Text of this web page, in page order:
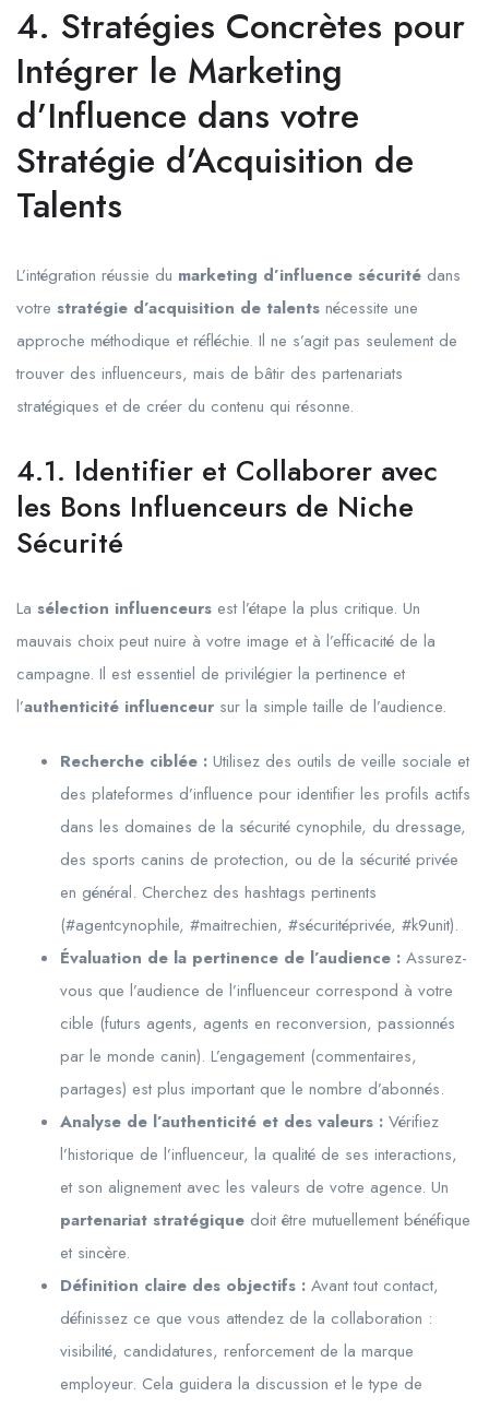
4. Stratégies Concrètes pour
Intégrer le Marketing
d’Influence dans votre
Stratégie d’Acquisition de
Talents
L’intégration réussie du marketing d’influence sécurité dans
votre stratégie d’acquisition de talents nécessite une
approche méthodique et réfléchie. Il ne s’agit pas seulement de
trouver des influenceurs, mais de bâtir des partenariats
stratégiques et de créer du contenu qui résonne.
4.1. Identifier et Collaborer avec
les Bons Influenceurs de Niche
Sécurité
La sélection influenceurs est l’étape la plus critique. Un
mauvais choix peut nuire à votre image et à l’efficacité de la
campagne. Il est essentiel de privilégier la pertinence et
l’authenticité influenceur sur la simple taille de l’audience.
Recherche ciblée : Utilisez des outils de veille sociale et
des plateformes d’influence pour identifier les profils actifs
dans les domaines de la sécurité cynophile, du dressage,
des sports canins de protection, ou de la sécurité privée
en général. Cherchez des hashtags pertinents
(#agentcynophile, #maitrechien, #sécuritéprivée, #k9unit).
Évaluation de la pertinence de l’audience : Assurez-
vous que l’audience de l’influenceur correspond à votre
cible (futurs agents, agents en reconversion, passionnés
par le monde canin). L’engagement (commentaires,
partages) est plus important que le nombre d’abonnés.
Analyse de l’authenticité et des valeurs : Vérifiez
l’historique de l’influenceur, la qualité de ses interactions,
et son alignement avec les valeurs de votre agence. Un
partenariat stratégique doit être mutuellement bénéfique
et sincère.
Définition claire des objectifs : Avant tout contact,
définissez ce que vous attendez de la collaboration :
visibilité, candidatures, renforcement de la marque
employeur. Cela guidera la discussion et le type de